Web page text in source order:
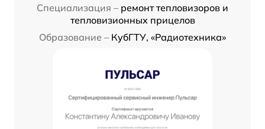
Специализация – ремонт тепловизоров и
тепловизионных прицелов
Образование – КубГТУ, «Радиотехника»